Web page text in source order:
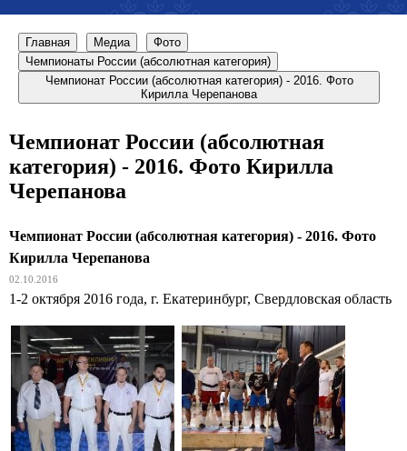
Главная Медиа
Фото
Чемпионаты России (абсолютная категория)
Чемпионат России (абсолютная категория) - 2016. Фото
Кирилла Черепанова
Чемпионат России (абсолютная
категория) - 2016. Фото Кирилла
Черепанова
Чемпионат России (абсолютная категория) - 2016. Фото
Кирилла Черепанова
02.10.2016
1-2 октября 2016 года, г. Екатеринбург, Свердловская область